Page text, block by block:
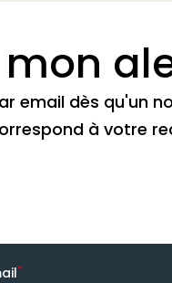
email dès qu'un
à votre
*